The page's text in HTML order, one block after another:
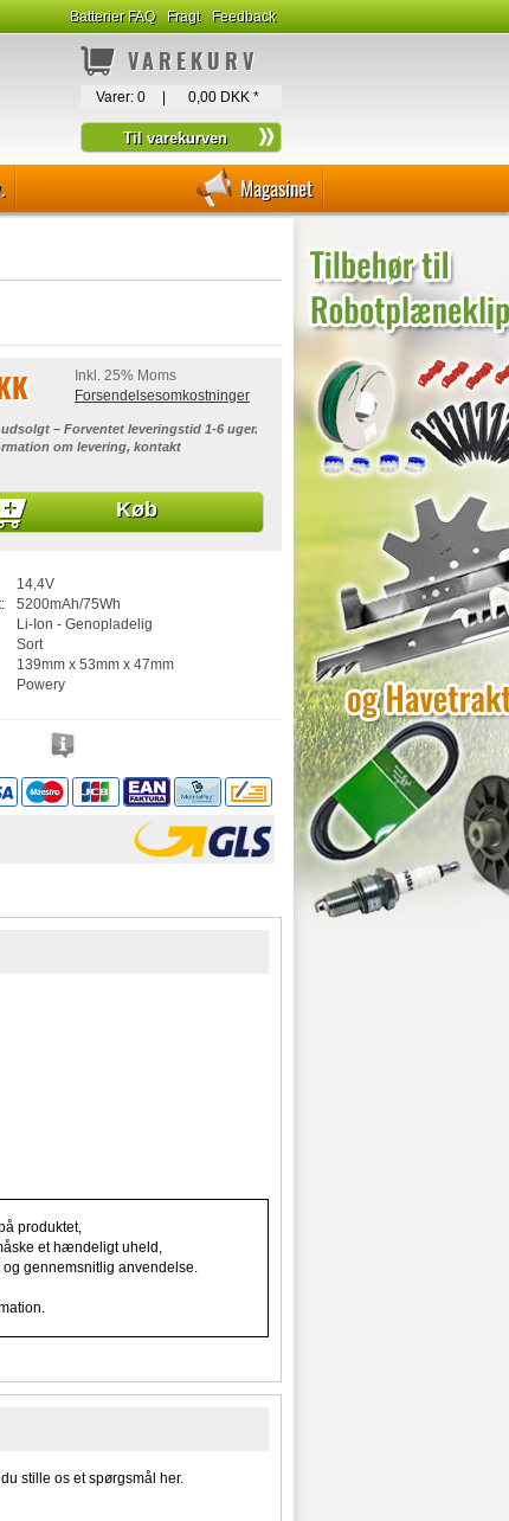
Batterier FAQ Fragt Feedback
VAREKURV
Varer: 0 0,00 DKK *
Magasinet
Inkl. 25% Moms
Forsendelsesomkostninger
– Forventet leveringstid 1-6 uger.
om levering, kontakt
Køb
14,4V
5200mAh/75Wh
Li-Ion - Genopladelig
Sort
139mm x 53mm x 47mm
Powery
produktet,
et hændeligt uheld,
gennemsnitlig anvendelse.
stille os et spørgsmål her.